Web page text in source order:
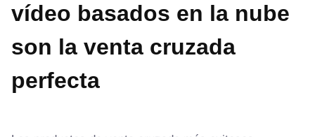
vídeo basados en la nube
son la venta cruzada
perfecta